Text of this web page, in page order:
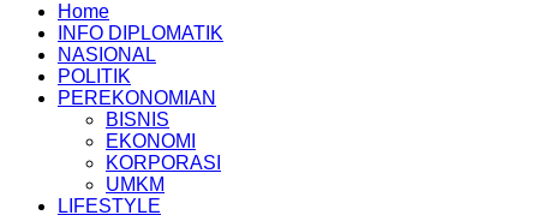
Home
INFO DIPLOMATIK
NASIONAL
POLITIK
PEREKONOMIAN
BISNIS
EKONOMI
KORPORASI
UMKM
LIFESTYLE